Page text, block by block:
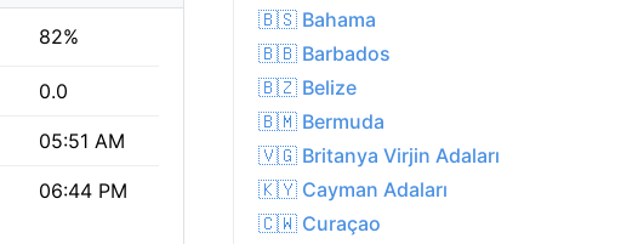
82%
0.0
05:51 AM
06:44 PM
🇧🇸 Bahama
🇧🇧 Barbados
🇧🇿 Belize
🇧🇲 Bermuda
🇻🇬 Britanya Virjin Adaları
🇰🇾 Cayman Adaları
🇨🇼 Curaçao